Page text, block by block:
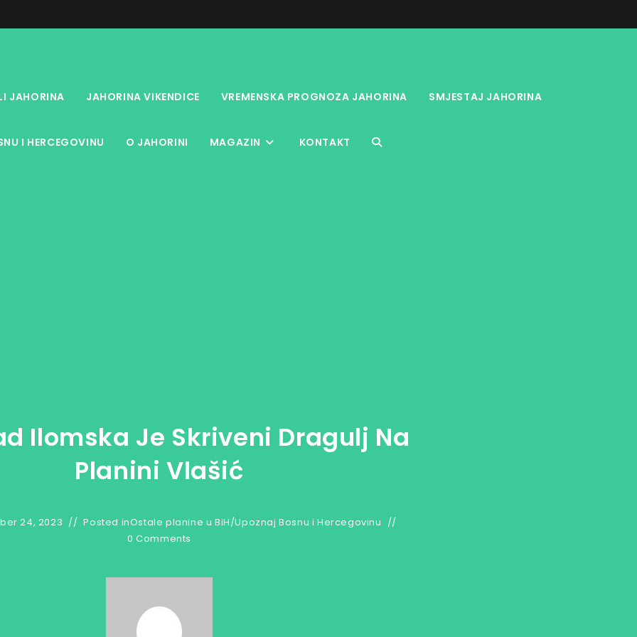
JAHORINA JAHORINA VIKENDICE VREMENSKA PROGNOZA JAHORINA SMJESTAJ JAHORINA
I HERCEGOVINU O JAHORINI MAGAZIN KONTAKT TOGGLE
Ilomska Je Skriveni Dragulj Na
Planini Vlašić
24, 2023 Posted inOstale planine u BiH/Upoznaj Bosnu i Hercegovinu
0 Comments